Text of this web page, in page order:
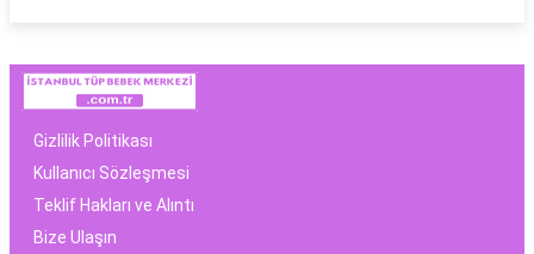
Gizlilik Politikası
Kullanıcı Sözleşmesi
Teklif Hakları ve Alıntı
Bize Ulaşın